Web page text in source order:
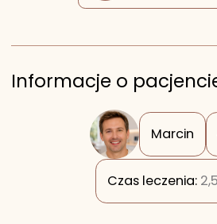
Informacje o
Marcin
Czas leczenia: